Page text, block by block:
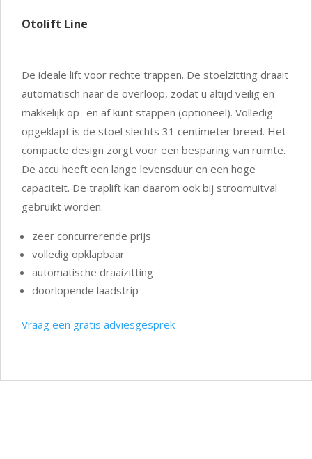
Otolift Line
De ideale lift voor rechte trappen. De stoelzitting draait
automatisch naar de overloop, zodat u altijd veilig en
makkelijk op- en af kunt stappen (optioneel). Volledig
opgeklapt is de stoel slechts 31 centimeter breed. Het
compacte design zorgt voor een besparing van ruimte.
De accu heeft een lange levensduur en een hoge
capaciteit. De traplift kan daarom ook bij stroomuitval
gebruikt worden.
zeer concurrerende prijs
volledig opklapbaar
automatische draaizitting
doorlopende laadstrip
Vraag een gratis adviesgesprek